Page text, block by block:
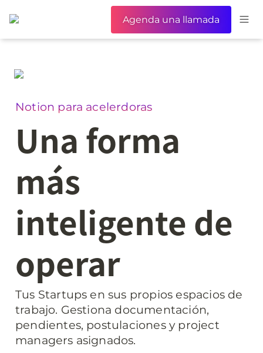
Agenda una llamada
Notion para acelerdoras
Una forma
más
inteligente de
operar
Tus Startups en sus propios espacios de
trabajo. Gestiona documentación,
pendientes, postulaciones y project
managers asignados.